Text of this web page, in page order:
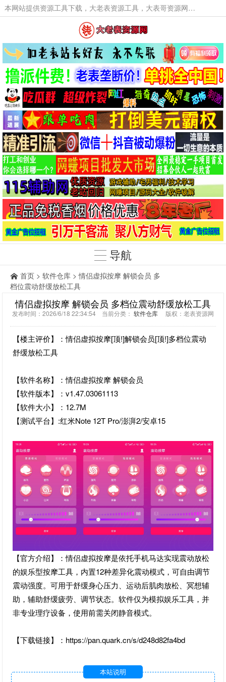
本网站提供资源工具下载，大老表资源工具，大表哥资源网软件工具，大老表资源下载，活动线报福利资源分享,活动线报，大型网游经典游戏，网络热门技术游戏辅助交流与分享。
导航
首页 > 软件仓库 > 情侣虚拟按摩 解锁会员 多
档位震动舒缓放松工具
情侣虚拟按摩 解锁会员 多档位震动舒缓放松工具
发布时间：2026/6/18 22:34:54 当前分类： 软件仓库 版权：老表资源网
【楼主评价】：情侣虚拟按摩[顶!]解锁会员[顶!]多档位震动
舒缓放松工具
【软件名称】：情侣虚拟按摩 解锁会员
【软件版本】：v1.47.03061113
【软件大小】：12.7M
【测试平台】:红米Note 12T Pro/澎湃2/安卓15
【官方介绍】：情侣虚拟按摩是依托手机马达实现震动放松
的娱乐型按摩工具，内置12种差异化震动模式，可自由调节
震动强度。可用于舒缓身心压力、运动后肌肉放松、冥想辅
助，辅助舒缓疲劳、调节状态。软件仅为模拟娱乐工具，并
非专业理疗设备，使用前需关闭静音模式。
【下载链接】：https://pan.quark.cn/s/d248d82fa4bd
本站说明